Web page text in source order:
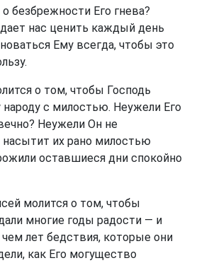
безбрежности Его гнева?
нас ценить каждый день
Ему всегда, чтобы это
о том, чтобы Господь
с милостью. Неужели Его
Неужели Он не
насытит их рано милостью
оставшиеся дни спокойно
молится о том, чтобы
многие годы радости — и
лет бедствия, которые они
как Его могущество